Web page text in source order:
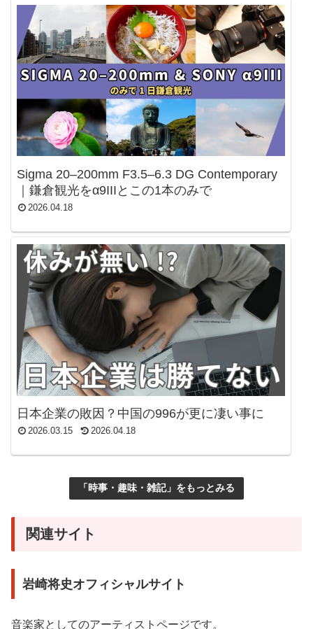
Sigma 20–200mm F3.5–6.3 DG Contemporary
｜鎌倉観光をα9IIIとこの1本のみで
2026.04.18
日本企業の敗因？中国の996が更に凄い事に
2026.03.15 2026.04.18
「時事・趣味・雑記」をもっとみる
関連サイト
岩崎将史オフィシャルサイト
音楽家としてのアーティストページです。